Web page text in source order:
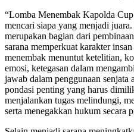
“Lomba Menembak Kapolda
mencari siapa yang menjadi
merupakan bagian dari
sarana memperkuat karakter
menembak menuntut ketelitian,
emosi, ketegasan dalam
jawab dalam penggunaan
pondasi penting yang harus
menjalankan tugas melindungi,
serta menegakkan hukum secara